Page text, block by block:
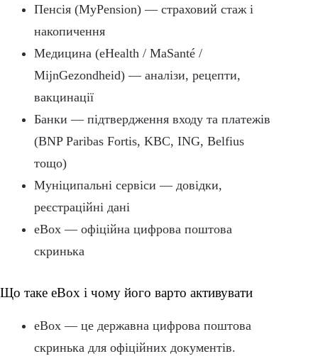
Пенсія (MyPension) — страховий стаж і
накопичення
Медицина (eHealth / MaSanté /
MijnGezondheid) — аналізи, рецепти,
вакцинації
Банки — підтвердження входу та платежів
(BNP Paribas Fortis, KBC, ING, Belfius
тощо)
Муніципальні сервіси — довідки,
реєстраційні дані
eBox — офіційна цифрова поштова
скринька
Що таке eBox і чому його варто активувати
eBox — це державна цифрова поштова
скринька для офіційних документів.